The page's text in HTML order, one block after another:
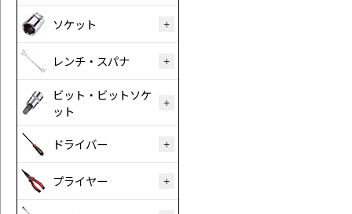
ソケット
レンチ・スパナ
ビット・ビットソケ
ット
ドライバー
プライヤー